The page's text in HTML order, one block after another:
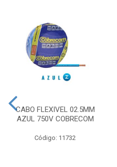
CABO FLEXIVEL 02.5MM
AZUL 750V COBRECOM
Código: 11732